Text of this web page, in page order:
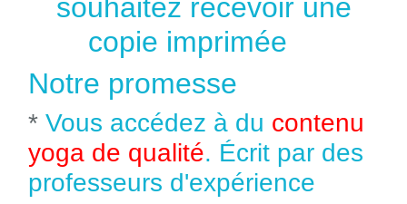
souhaitez recevoir une
copie imprimée
Notre promesse
* Vous accédez à du contenu
yoga de qualité. Écrit par des
professeurs d'expérience